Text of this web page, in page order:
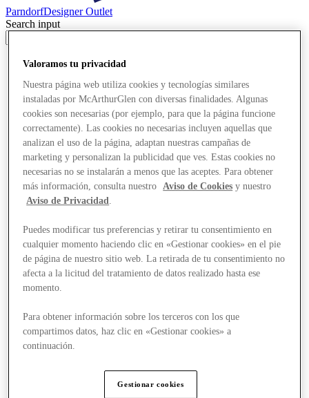
ParndorfDesigner Outlet
Search input
Stores
Valoramos tu privacidad
Nuestra página web utiliza cookies y tecnologías similares
instaladas por McArthurGlen con diversas finalidades. Algunas
cookies son necesarias (por ejemplo, para que la página funcione
correctamente). Las cookies no necesarias incluyen aquellas que
analizan el uso de la página, adaptan nuestras campañas de
marketing y personalizan la publicidad que ves. Estas cookies no
necesarias no se instalarán a menos que las aceptes. Para obtener
más información, consulta nuestro
Aviso de Cookies y nuestro
Aviso de Privacidad
Puedes modificar tus preferencias y retirar tu consentimiento en
cualquier momento haciendo clic en «Gestionar cookies» en el pie
de página de nuestro sitio web. La retirada de tu consentimiento no
afecta a la licitud del tratamiento de datos realizado hasta ese
momento.
Para obtener información sobre los terceros con los que
compartimos datos, haz clic en «Gestionar cookies» a
continuación.
Gestionar cookies